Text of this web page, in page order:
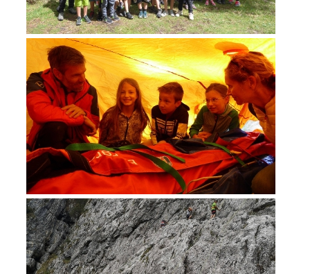
Bergrettung